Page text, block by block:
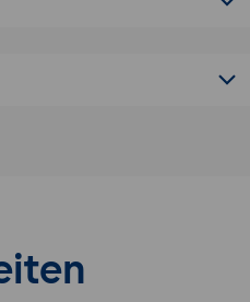
mit
nach Schwere,